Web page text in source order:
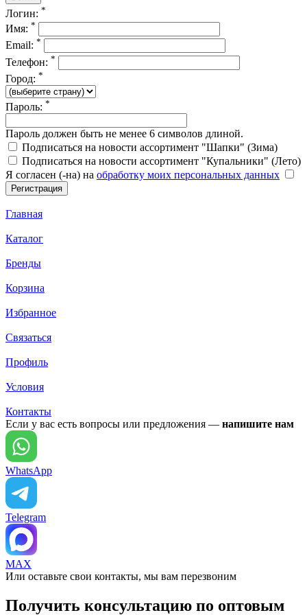
Логин: *
Имя: *
Email: *
Телефон: *
Город: *
Пароль: *
Пароль должен быть не менее 6 символов длиной.
Подписаться на новости ассортимент "Шапки" (Зима)
Подписаться на новости ассортимент "Купальники" (Лето)
Я согласен (-на) на обработку моих персональных данных
Главная
Каталог
Бренды
Корзина
Избранное
Связаться
Профиль
Условия
Контакты
Если у вас есть вопросы или предложения — напишите нам
WhatsApp
Telegram
MAX
Или оставьте свои контакты, мы вам перезвоним
Получить консультацию по оптовым